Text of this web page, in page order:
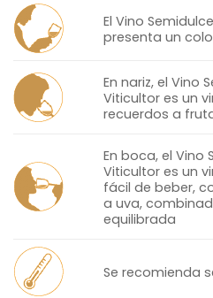
El Vino
presenta un
En nariz, el Vino
Viticultor es un
recuerdos a
En boca, el Vino
Viticultor es un
fácil de beber,
a uva,
equilibrada
Se recomienda